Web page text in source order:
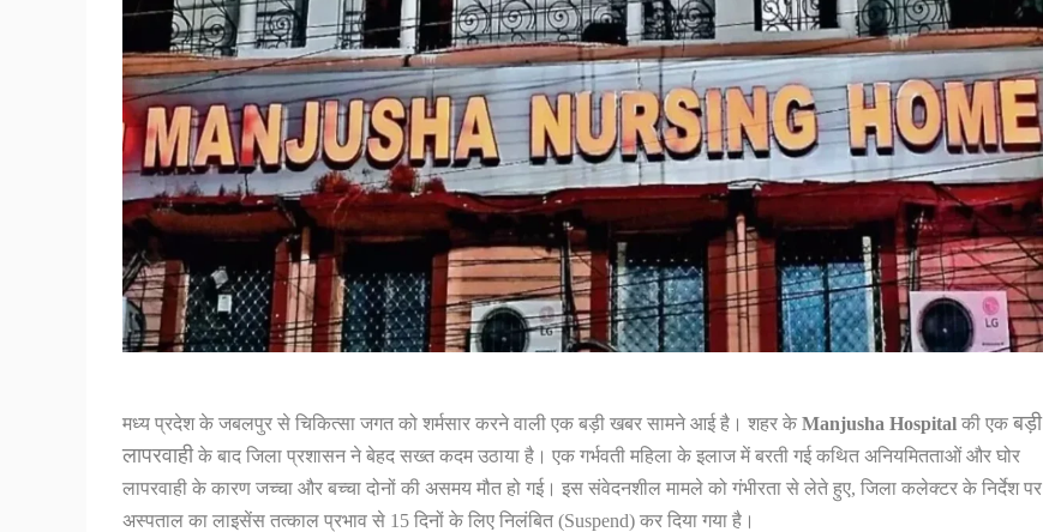
मध्य प्रदेश के जबलपुर से चिकित्सा जगत को शर्मसार करने वाली एक बड़ी खबर सामने आई है। शहर के Manjusha Hospital की एकबड़ी
लापरवाहीके बाद जिला प्रशासन ने बेहद सख्त कदम उठाया है। एक गर्भवती महिला के इलाज में बरती गई कथित अनियमितताओं और घोर
लापरवाही के कारण जच्चा और बच्चा दोनों की असमय मौत हो गई। इस संवेदनशील मामले को गंभीरता से लेते हुए, जिला कलेक्टर के निर्देश पर
अस्पताल का लाइसेंस तत्काल प्रभाव से 15 दिनों के लिए निलंबित (Suspend) कर दिया गया है।